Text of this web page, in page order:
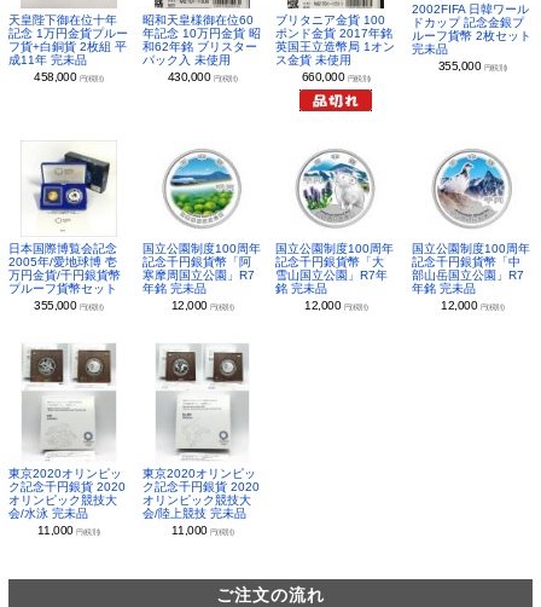
天皇陛下御在位十年
記念 1万円金貨プルー
フ貨+白銅貨 2枚組 平
成11年 完未品
458,000 円(税別)
昭和天皇様御在位60
年記念 10万円金貨 昭
和62年銘 ブリスター
パック入 未使用
430,000 円(税別)
ブリタニア金貨 100
ポンド金貨 2017年銘
英国王立造幣局 1オン
ス金貨 未使用
660,000 円(税別)
2002FIFA 日韓ワール
ドカップ 記念金銀プ
ルーフ貨幣 2枚セット
完未品
355,000 円(税別)
日本国際博覧会記念
2005年/愛地球博 壱
万円金貨/千円銀貨幣
プルーフ貨幣セット
355,000 円(税別)
国立公園制度100周年
記念千円銀貨幣「阿
寒摩周国立公園」R7
年銘 完未品
12,000 円(税別)
国立公園制度100周年
記念千円銀貨幣「大
雪山国立公園」R7年
銘 完未品
12,000 円(税別)
国立公園制度100周年
記念千円銀貨幣「中
部山岳国立公園」R7
年銘 完未品
12,000 円(税別)
東京2020オリンピッ
ク記念千円銀貨 2020
オリンピック競技大
会/水泳 完未品
11,000円(税別)
東京2020オリンピッ
ク記念千円銀貨 2020
オリンピック競技大
会/陸上競技 完未品
11,000 円(税別)
ご注文の流れ